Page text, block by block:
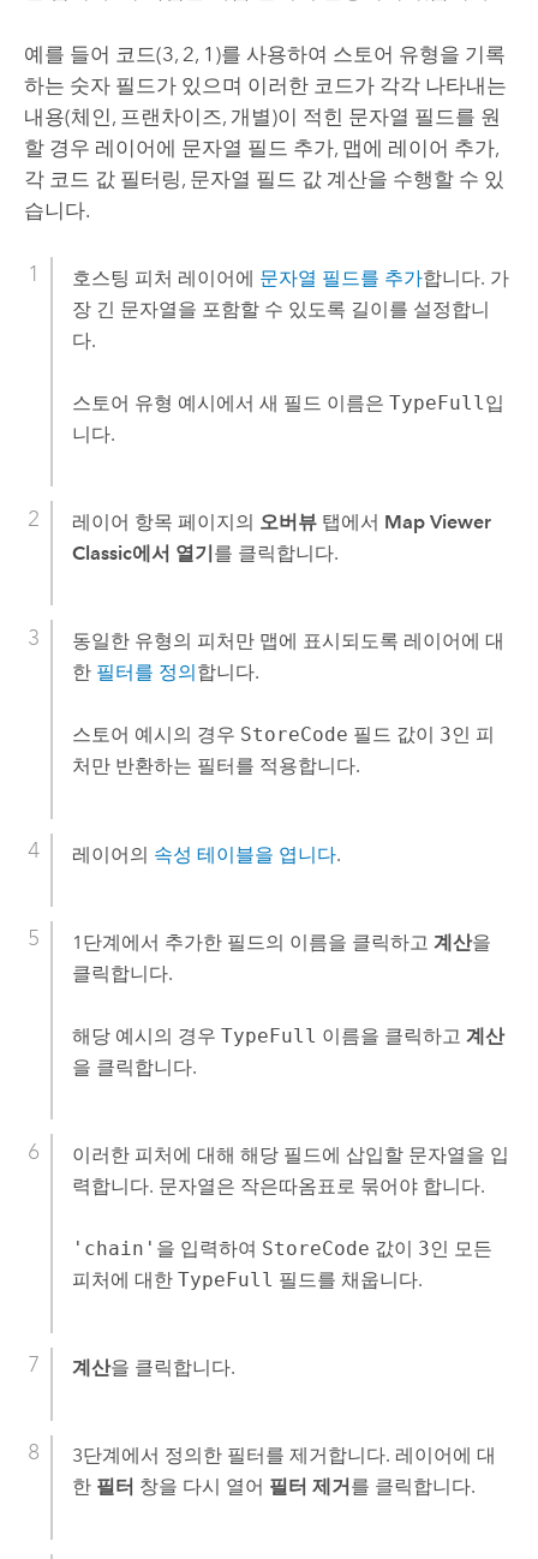
예를 들어 코드(3, 2, 1)를 사용하여 스토어 유형을 기록
하는 숫자 필드가 있으며 이러한 코드가 각각 나타내는
내용(체인, 프랜차이즈, 개별)이 적힌 문자열 필드를 원
할 경우 레이어에 문자열 필드 추가, 맵에 레이어 추가,
각 코드 값 필터링, 문자열 필드 값 계산을 수행할 수 있
습니다.
호스팅 피처 레이어에 문자열 필드를 추가합니다. 가
장 긴 문자열을 포함할 수 있도록 길이를 설정합니
다.
스토어 유형 예시에서 새 필드 이름은 TypeFull입
니다.
레이어 항목 페이지의 오버뷰탭에서 Map Viewer
Classic에서 열기를 클릭합니다.
동일한 유형의 피처만 맵에 표시되도록 레이어에 대
한 필터를 정의합니다.
스토어 예시의 경우 StoreCode 필드 값이 3인 피
처만 반환하는 필터를 적용합니다.
레이어의 속성 테이블을 엽니다.
1단계에서 추가한 필드의 이름을 클릭하고 계산을
클릭합니다.
해당 예시의 경우 TypeFull 이름을 클릭하고 계산
을 클릭합니다.
이러한 피처에 대해 해당 필드에 삽입할 문자열을 입
력합니다. 문자열은 작은따옴표로 묶어야 합니다.
'chain' 을 입력하여 StoreCode 값이 3인 모든
피처에 대한 TypeFull 필드를 채웁니다.
계산을 클릭합니다.
3단계에서 정의한 필터를 제거합니다. 레이어에 대
한 필터 창을 다시 열어 필터 제거 를 클릭합니다.